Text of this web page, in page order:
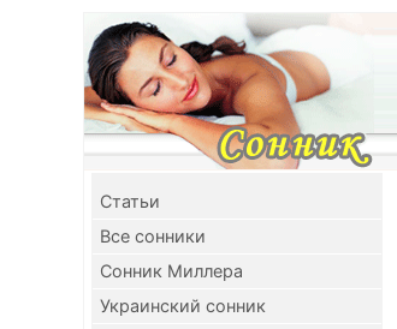
Cтатьи
Все сонники
Сонник Миллера
Украинский сонник